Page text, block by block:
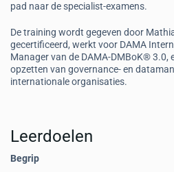
pad naar de specialist-examens.
De training wordt gegeven door
gecertificeerd, werkt voor DAMA
Manager van de DAMA-DMBoK® 3.0,
opzetten van governance- en
internationale organisaties.
Leerdoelen
Begrip